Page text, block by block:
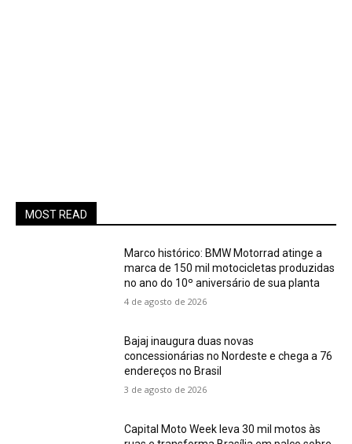
MOST READ
Marco histórico: BMW Motorrad atinge a
marca de 150 mil motocicletas produzidas
no ano do 10º aniversário de sua planta
4 de agosto de 2026
Bajaj inaugura duas novas
concessionárias no Nordeste e chega a 76
endereços no Brasil
3 de agosto de 2026
Capital Moto Week leva 30 mil motos às